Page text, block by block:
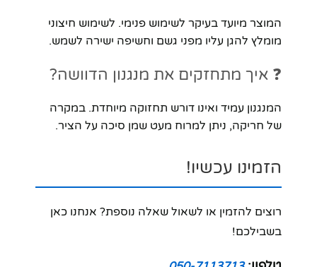
המוצר מיועד בעיקר לשימוש פנימי. לשימוש חיצוני
מומלץ להגן עליו מפני גשם וחשיפה ישירה לשמש.
❓ איך מתחזקים את מנגנון הדוושה?
המנגנון עמיד ואינו דורש תחזוקה מיוחדת. במקרה
של חריקה, ניתן למרוח מעט שמן סיכה על הציר.
הזמינו עכשיו!
רוצים להזמין או לשאול שאלה נוספת? אנחנו כאן
בשבילכם!